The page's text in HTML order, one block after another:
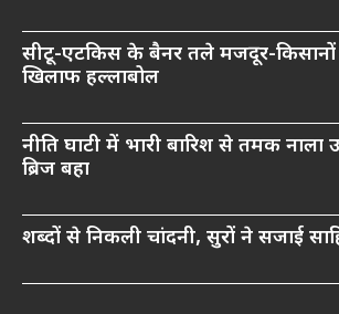
सीटू-एटकिस के बैनर तले मजदूर-
खिलाफ हल्लाबोल
नीति घाटी में भारी बारिश से तमक नाला
ब्रिज बहा
शब्दों से निकली चांदनी, सुरों ने सजाई